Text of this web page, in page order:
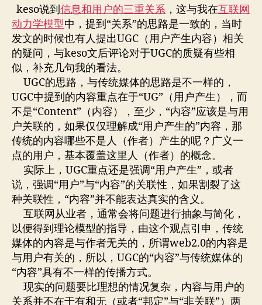
容
在
于
关
联
keso说到信息和用户的三重关系 ，这与我在互联网
动力学模型中，提到“关系”的思路是一致的，当时
发文的时候也有人提出UGC（用户产生内容）相关
的疑问，与keso文后评论对于UGC的质疑有些相
似，补充几句我的看法。
UGC的思路，与传统媒体的思路是不一样的，
UGC中提到的内容重点在于“UG”（用户产生），而
不是“Content”（内容），至少，“内容”应该是与用
户关联的，如果仅仅理解成“用户产生的”内容，那
传统的内容哪些不是人（作者）产生的呢？广义一
点的用户，基本覆盖这里人（作者）的概念。
实际上，UGC重点还是强调“用户产生”，或者
说，强调“用户”与“内容”的关联性，如果割裂了这
种关联性，“内容”并不能表达真实的含义。
互联网从业者，通常会将问题进行抽象与简化，
以便得到理论模型的指导，由这个观点引申，传统
媒体的内容是与作者无关的，所谓web2.0的内容是
与用户有关的，所以，UGC的“内容”与传统媒体的
“内容”具有不一样的传播方式。
现实的问题要比理想的情况复杂，内容与用户的
关系并不在于有和无（或者“邦定”与“非关联”）两